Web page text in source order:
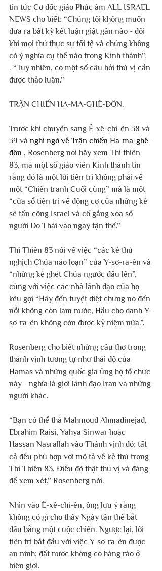
tin tức Cơ đốc giáo Phúc âm ALL ISRAEL
NEWS cho biết: “Chúng tôi không muốn
đưa ra bất kỳ kết luận giật gân nào - đôi
khi mọi thứ thực sự tồi tệ và chúng không
có ý nghĩa cụ thể nào trong Kinh thánh”.
. “Tuy nhiên, có một số câu hỏi thú vị cần
được thảo luận.”
TRẬN CHIẾN HA-MA-GHÊ-ĐÔN.
Trước khi chuyển sang Ê-xê-chi-ên 38 và
39 và nghi ngờ về Trận chiến Ha-ma-ghê-
đôn , Rosenberg nói hãy xem Thi thiên
83, mà một số giáo viên Kinh thánh tin
rằng đó là một lời tiên tri không phải về
một “Chiến tranh Cuối cùng” mà là một
“cửa sổ tiên tri về động cơ của những kẻ
sẽ tấn công Israel và cố gắng xóa sổ
người Do Thái vào ngày tận thế.”
Thi Thiên 83 nói về việc “các kẻ thù
nghịch Chúa náo loạn” của Y-sơ-ra-ên và
“những kẻ ghét Chúa ngước đầu lên”,
cùng với việc các nhà lãnh đạo của họ
kêu gọi “Hãy đến tuyệt diệt chúng nó đến
nỗi không còn làm nước, Hầu cho danh Y-
sơ-ra-ên không còn được kỷ niệm nữa.”.
Rosenberg cho biết những câu thơ trong
thánh vịnh tương tự như thái độ của
Hamas và những quốc gia ủng hộ tổ chức
này - nghĩa là giới lãnh đạo Iran và những
người khác.
“Bạn có thể thả Mahmoud Ahmadinejad,
Ebrahim Raisi, Yahya Sinwar hoặc
Hassan Nasrallah vào Thánh vịnh đó; tất
cả đều phù hợp với mô tả về kẻ thù trong
Thi Thiên 83. Điều đó thật thú vị và đáng
để xem xét,” Rosenberg nói.
Nhìn vào Ê-xê-chi-ên, ông lưu ý rằng
không có gì cho thấy Ngày tận thế bắt
đầu bằng một cuộc chiến. Ngược lại, lời
tiên tri bắt đầu với việc Y-sơ-ra-ên được
an ninh; đất nước không có hàng rào ở
biên giới.